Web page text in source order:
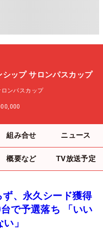
ップ サロンパスカップ
ンパスカップ
組み合せ ニュース
概要など TV放送予定
、永久シード獲得
で予選落ち 「いい
」